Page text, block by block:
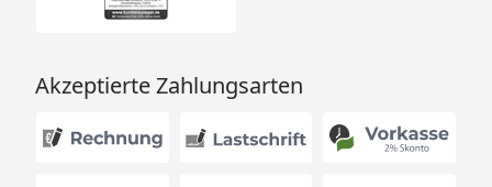
Akzeptierte Zahlungsarten